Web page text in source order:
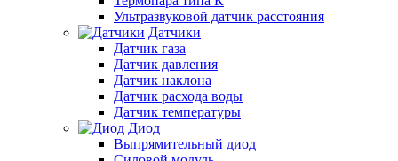
Ультразвуковой датчик расстояния
Датчики
Датчик газа
Датчик давления
Датчик наклона
Датчик расхода воды
Датчик температуры
Диод
Выпрямительный диод